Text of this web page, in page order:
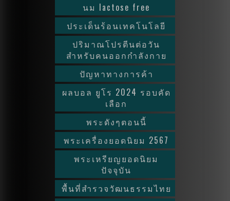
นม lactose free
ประเด็นร้อนเทคโนโลยี
ปริมาณโปรตีนต่อวัน
สำหรับคนออกกำลังกาย
ปัญหาทางการค้า
ผลบอล ยูโร 2024 รอบคัด
เลือก
พระดังๆตอนนี้
พระเครื่องยอดนิยม 2567
พระเหรียญยอดนิยม
ปัจจุบัน
พื้นที่สำรวจวัฒนธรรมไทย